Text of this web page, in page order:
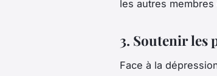
les autres
3. Soutenir les
Face à la